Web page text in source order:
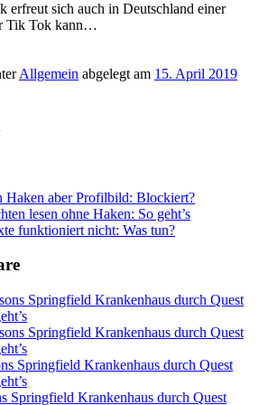
sich auch in Deutschland einer
Tik Tok kann…
Allgemein abgelegt am 15. April 2019
Haken aber Profilbild: Blockiert?
lesen ohne Haken: So geht’s
funktioniert nicht: Was tun?
Springfield Krankenhaus durch Quest
Springfield Krankenhaus durch Quest
Springfield Krankenhaus durch Quest
Springfield Krankenhaus durch Quest